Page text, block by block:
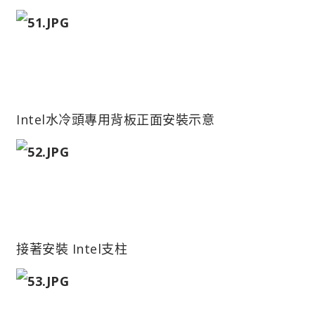
Intel水冷頭專用背板正面安裝示意
接著安裝 Intel支柱